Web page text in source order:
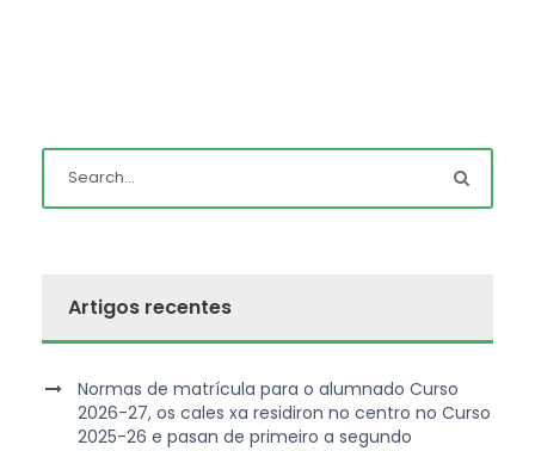
Artigos recentes
Normas de matrícula para o alumnado Curso
2026-27, os cales xa residiron no centro no Curso
2025-26 e pasan de primeiro a segundo